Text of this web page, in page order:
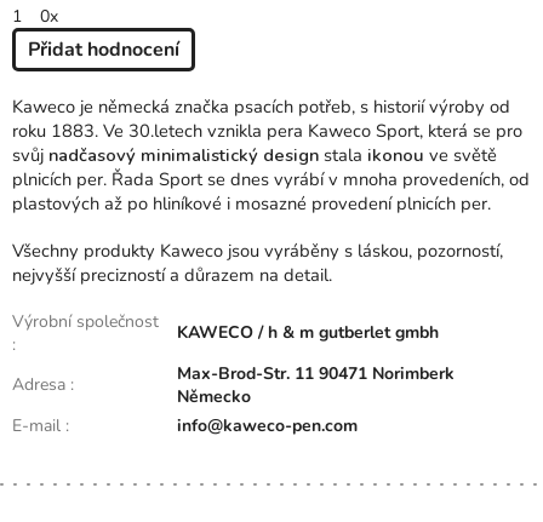
1
0x
Přidat hodnocení
Ý
P
I
S
H
D
N
C
E
N
Í
Kaweco je německá značka psacích potřeb, s historií výroby od
roku 1883. Ve 30.letech vznikla pera Kaweco Sport, která se pro
svůj nadčasový minimalistický design stala ikonou ve světě
plnicích per. Řada Sport se dnes vyrábí v mnoha provedeních, od
plastových až po hliníkové i mosazné provedení plnicích per.
Všechny produkty Kaweco jsou vyráběny s láskou, pozorností,
nejvyšší precizností a důrazem na detail.
Výrobní společnost
:
KAWECO / h & m gutberlet gmbh
Adresa :
Max-Brod-Str. 11 90471 Norimberk
Německo
E-mail : info@kaweco-pen.com